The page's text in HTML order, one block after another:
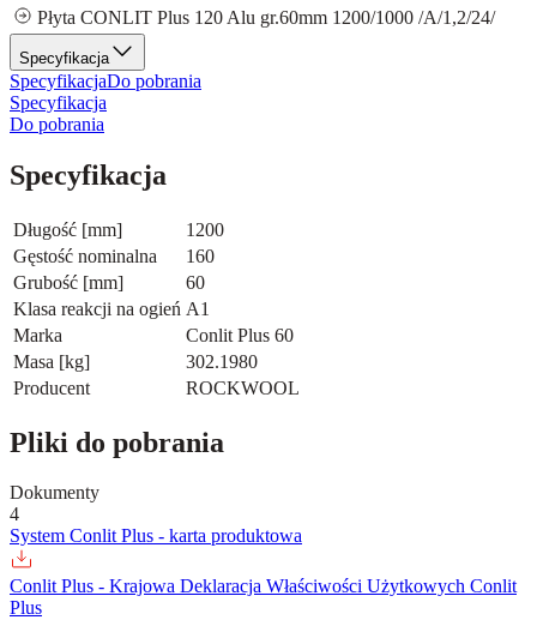
Płyta CONLIT Plus 120 Alu gr.60mm 1200/1000 /A/1,2/24/
Specyfikacja
SpecyfikacjaDo pobrania
Specyfikacja
Do pobrania
Specyfikacja
Długość [mm]
1200
Gęstość nominalna
160
Grubość [mm]
60
Klasa reakcji na ogień A1
Marka
Conlit Plus 60
Masa [kg]
302.1980
Producent
ROCKWOOL
Pliki do pobrania
Dokumenty
4
System Conlit Plus - karta produktowa
Conlit Plus - Krajowa Deklaracja Właściwości Użytkowych Conlit
Plus